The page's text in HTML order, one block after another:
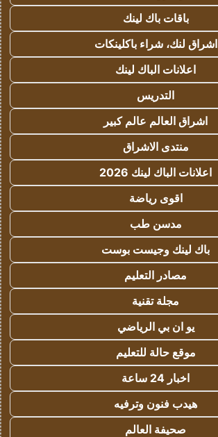
باقات باك لينك
اشراق لنك، شراء باكلينكات
اعلانات الباك لينك
التدريس
اشراق العالم عالم كبير
منتدى الاشراق
اعلانات الباك لينك 2026
اقوى رياضة
مدسن طب
باك لينك وجيست بوست
مصادر التعليم
مجلة تقنية
يو ان بي الرياضي
موقع حالة للتعليم
اخبار 24 ساعة
هيدب فنون وترفيه
صحيفة العالم